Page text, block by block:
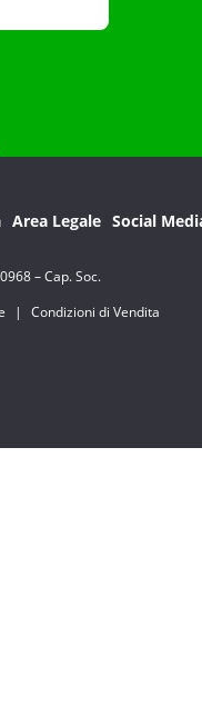
Area Legale Social
– Cap. Soc.
|
Condizioni di Vendita